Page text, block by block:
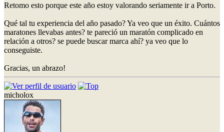
Retomo esto porque este año estoy valorando seriamente ir a Porto.
Qué tal tu experiencia del año pasado? Ya veo que un éxito. Cuántos
maratones llevabas antes? te pareció un maratón complicado en
relación a otros? se puede buscar marca ahí? ya veo que lo
conseguiste.
Gracias, un abrazo!
micholox